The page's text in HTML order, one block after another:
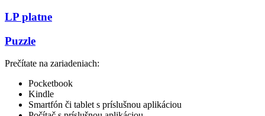
LP platne
Puzzle
Prečítate na zariadeniach:
Pocketbook
Kindle
Smartfón či tablet s príslušnou aplikáciou